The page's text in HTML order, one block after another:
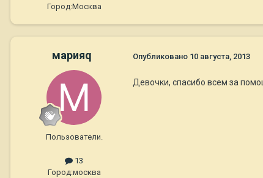
Город:Москва
марияq
Пользователи.
13
Город:москва
Опубликовано 10 августа, 2013
Девочки, спасибо всем за